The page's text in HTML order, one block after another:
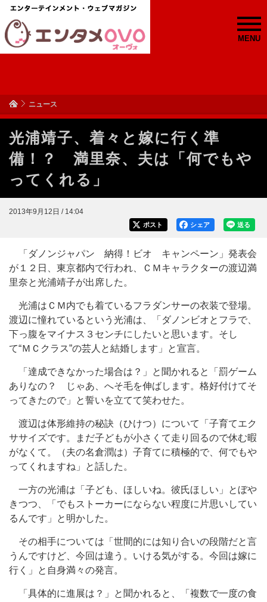
MENU
ニュース
光浦靖子、着々と嫁に行く準
備！？ 満里奈、夫は「何でもや
ってくれる」
2013年9月12日 / 14:04
送る
シェア
ポスト
「ダノンジャパン 納得！ビオ キャンペーン」発表会
が１２日、東京都内で行われ、ＣＭキャラクターの渡辺満
里奈と光浦靖子が出席した。
光浦はＣＭ内でも着ているフラダンサーの衣装で登場。
渡辺に憧れているという光浦は、「ダノンビオとフラで、
下っ腹をマイナス３センチにしたいと思います。そし
て“ＭＣクラス”の芸人と結婚します」と宣言。
「達成できなかった場合は？」と聞かれると「罰ゲーム
ありなの？ じゃあ、へそ毛を伸ばします。格好付けてそ
ってきたので」と誓いを立てて笑わせた。
渡辺は体形維持の秘訣（ひけつ）について「子育てエク
ササイズです。まだ子どもが小さくて走り回るので休む暇
がなくて。（夫の名倉潤は）子育てに積極的で、何でもや
ってくれますね」と話した。
一方の光浦は「子ども、ほしいね。彼氏ほしい」とぼや
きつつ、「でもストーカーにならない程度に片思いしてい
るんです」と明かした。
その相手については「世間的には知り合いの段階だと言
うんですけど、今回は違う。いける気がする。今回は嫁に
行く」と自身満々の発言。
「具体的に進展は？」と聞かれると、「複数で一度の食